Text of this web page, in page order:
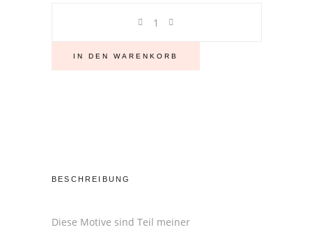
mit
IN DEN WARENKORB
BESCHREIBUNG
Diese Motive sind Teil meiner